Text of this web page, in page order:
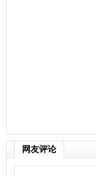
网友评论